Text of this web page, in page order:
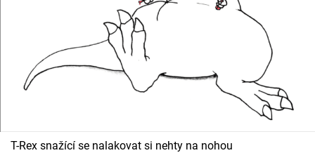
T-Rex snažící se nalakovat si nehty na nohou